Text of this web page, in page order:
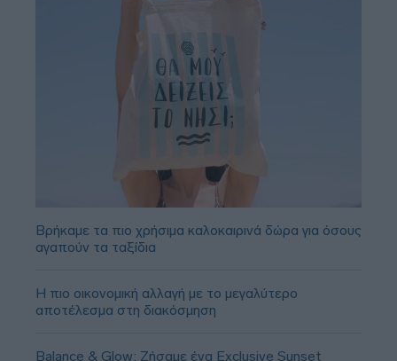
Βρήκαμε τα πιο χρήσιμα καλοκαιρινά δώρα για όσους
αγαπούν τα ταξίδια
Η πιο οικονομική αλλαγή με το μεγαλύτερο
αποτέλεσμα στη διακόσμηση
Balance & Glow: Ζήσαμε ένα Exclusive Sunset